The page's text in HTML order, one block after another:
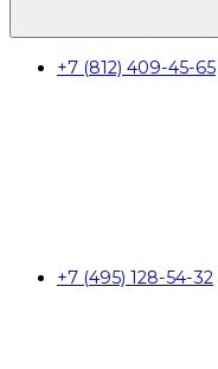
+7 (812) 409-45-65
+7 (495) 128-54-32